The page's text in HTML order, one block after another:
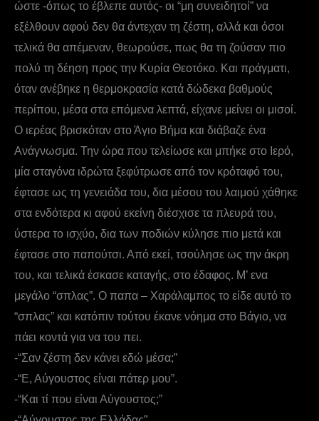
ώστε -όπως το έβλεπε αυτός- οι “μη συνειδητοί” να
εξέλθουν αφού δεν θα άντεχαν τη ζέστη, αλλά και όσοι
τελικά θα απέμεναν, θεωρούσε, πως θα τη ζούσαν πιο
πολύ τη δέηση προς την Κυρία Θεοτόκο. Και πράγματι,
όταν ανέβηκε η θερμοκρασία κατά δώδεκα βαθμούς
περίπου, μέσα στα επόμενα λεπτά, είχανε μείνει οι μισοί.
Ο ιερέας βρισκόταν στο Άγιο Βήμα και διάβαζε ένα
Ανάγνωσμα. Την ώρα που τελείωσε και μπήκε στο Ιερό,
μία σταγόνα ιδρώτα ξεφύτρωσε από τον κρόταφό του,
έφτασε ως τη γενειάδα του, δια μέσου του λαιμού χάθηκε
στα ενδότερα κι αφού εκείνη διέσχισε τα πλευρά του,
ύστερα το ισχύο, δια των ποδιών κύλησε πιο μετά και
έφτασε στο παπούτσι. Από εκεί, τσούλησε ως την άκρη
του, και τελικά έσκασε καταγής, στο έδαφος. Μ’ ενα
μεγάλο “σπλας”. Ο παπα – Χαράλαμπος το είδε αυτό το
“σπλας” και κατόπιν τούτου έκανε νόημα στο Βάγιο, να
πάει κοντά για να του πει.
-“Σαν ζέστη δεν κάνει εδώ μέσα;”
-“Ε, Αύγουστος είναι πάτερ μου”.
-“Και τί που είναι Αύγουστος;”